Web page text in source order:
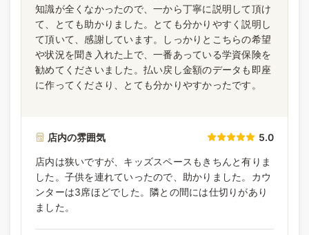
知識が全くなかったので、一から丁寧に説明して頂け
て、とても助かりました。とても分かりやすく説明し
て頂いて、感謝しています。しっかりとこちらの希望
や状況を聞き入れた上で、一番あっている学資保険を
勧めてくださいました。払い戻し金額のデータも即座
に作ってくださり、とても分かりやすかったです。
店内の雰囲気 5.0
店内は狭いですが、キッズスペースもきちんと有りま
した。子供を連れていったので、助かりました。カウ
ンターは3席ほどでした。隣との間には仕切りがあり
ました。